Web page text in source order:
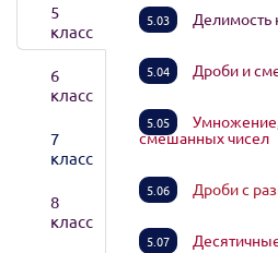
5
класс
6
класс
7
класс
8
класс
5.03 Делимость
5.04 Дроби и
5.05
смешанных чисел
5.06 Дроби с
5.07